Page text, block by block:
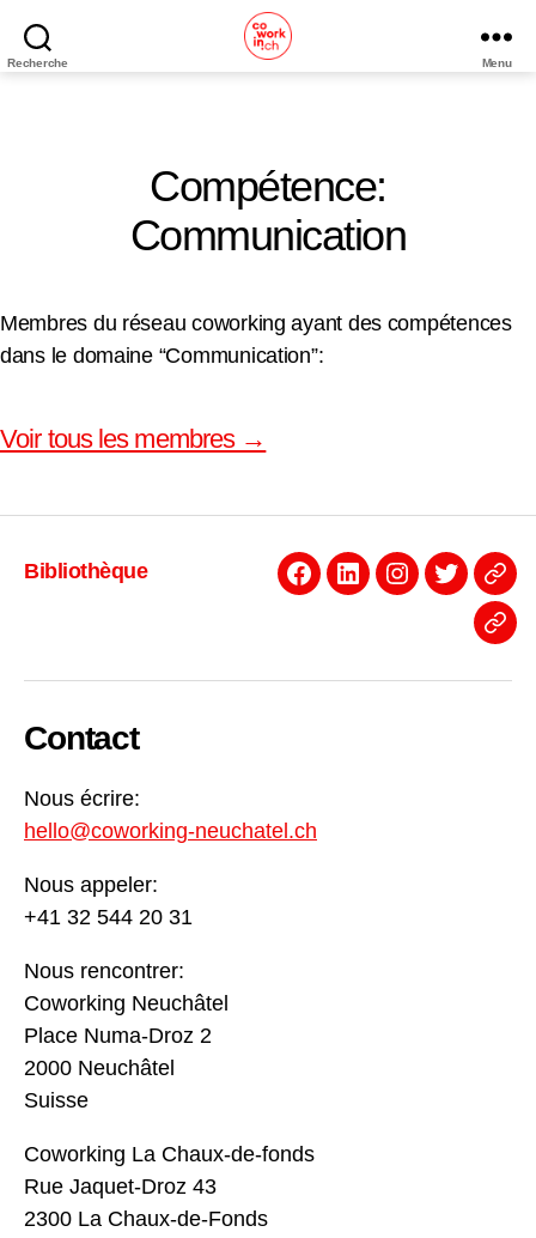
Recherche
Coworking
Menu
Compétence:
Communication
Membres du réseau coworking ayant des compétences
dans le domaine “Communication”:
Voir tous les membres →
Bibliothèque
Facebook
LinkedinInstagram
Twitter
Contact
Nous écrire:
hello@coworking-neuchatel.ch
Nous appeler:
+41 32 544 20 31
Nous rencontrer:
Coworking Neuchâtel
Place Numa-Droz 2
2000 Neuchâtel
Suisse
Coworking La Chaux-de-fonds
Rue Jaquet-Droz 43
2300 La Chaux-de-Fonds